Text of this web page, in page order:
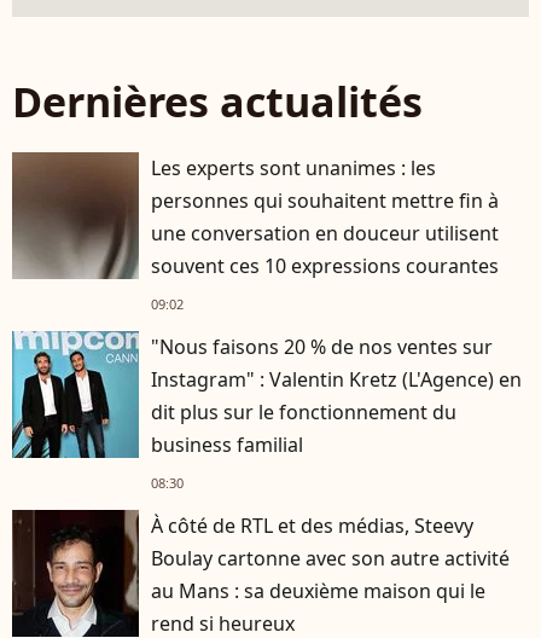
Dernières actualités
Les experts sont unanimes : les
personnes qui souhaitent mettre fin à
une conversation en douceur utilisent
souvent ces 10 expressions courantes
09:02
"Nous faisons 20 % de nos ventes sur
Instagram" : Valentin Kretz (L'Agence) en
dit plus sur le fonctionnement du
business familial
08:30
À côté de RTL et des médias, Steevy
Boulay cartonne avec son autre activité
au Mans : sa deuxième maison qui le
rend si heureux